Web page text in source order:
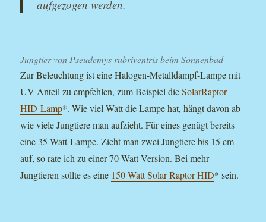
aufgezogen werden.
Jungtier von Pseudemys rubriventris beim Sonnenbad
Zur Beleuchtung ist eine Halogen-Metalldampf-Lampe mit
UV-Anteil zu empfehlen, zum Beispiel dieSolarRaptor
HID-Lamp*. Wie viel Watt die Lampe hat, hängt davon ab
wie viele Jungtiere man aufzieht. Für eines genügt bereits
eine 35 Watt-Lampe. Zieht man zwei Jungtiere bis 15 cm
auf, so rate ich zu einer 70 Watt-Version. Bei mehr
Jungtieren sollte es eine 150 Watt Solar Raptor HID* sein.